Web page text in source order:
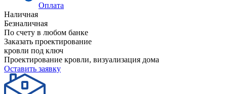
Оплата
Наличная
Безналичная
По счету в любом банке
Заказать проектирование
кровли под ключ
Проектирование кровли, визуализация дома
Оставить заявку